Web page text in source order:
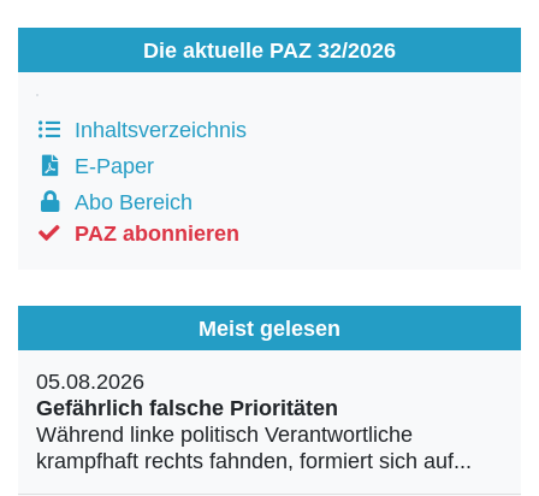
Die aktuelle PAZ 32/2026
Inhaltsverzeichnis
E-Paper
Abo Bereich
PAZ abonnieren
Meist gelesen
05.08.2026
Gefährlich falsche Prioritäten
Während linke politisch Verantwortliche
krampfhaft rechts fahnden, formiert sich auf...